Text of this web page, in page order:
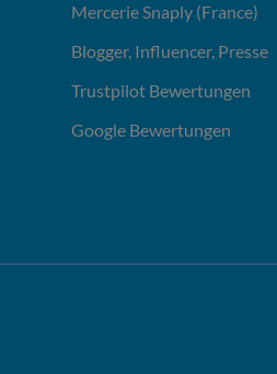
Mercerie Snaply (France)
Blogger, Influencer, Presse
Trustpilot Bewertungen
Google Bewertungen